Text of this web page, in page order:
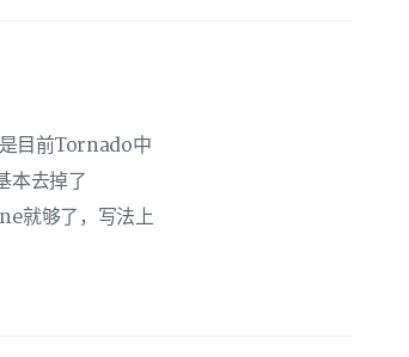
目前Tornado中
本去掉了
就够了，写法上